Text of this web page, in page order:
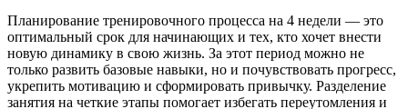
Планирование тренировочного процесса на 4 недели — это
оптимальный срок для начинающих и тех, кто хочет внести
новую динамику в свою жизнь. За этот период можно не
только развить базовые навыки, но и почувствовать прогресс,
укрепить мотивацию и сформировать привычку. Разделение
занятия на четкие этапы помогает избегать переутомления и